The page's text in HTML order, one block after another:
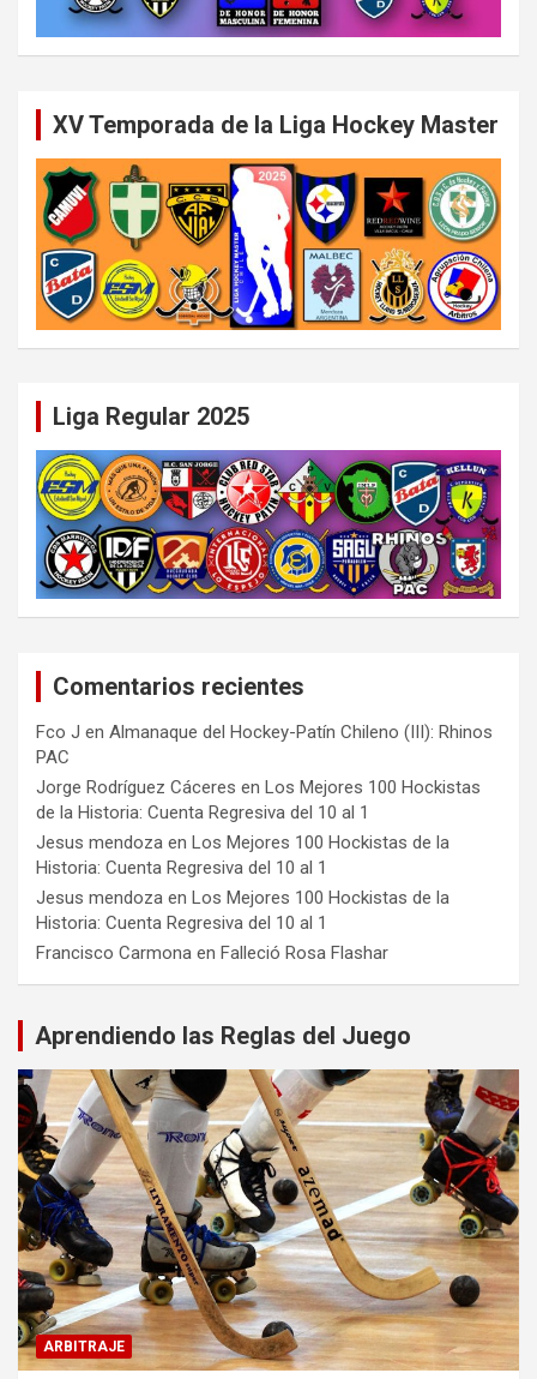
XV Temporada de la Liga Hockey Master
Liga Regular 2025
Comentarios recientes
Fco J en Almanaque del Hockey-Patín Chileno (III): Rhinos
PAC
Jorge Rodríguez Cáceres en Los Mejores 100 Hockistas
de la Historia: Cuenta Regresiva del 10 al 1
Jesus mendoza en Los Mejores 100 Hockistas de la
Historia: Cuenta Regresiva del 10 al 1
Jesus mendoza en Los Mejores 100 Hockistas de la
Historia: Cuenta Regresiva del 10 al 1
Francisco Carmona en Falleció Rosa Flashar
Aprendiendo las Reglas del Juego
ARBITRAJE